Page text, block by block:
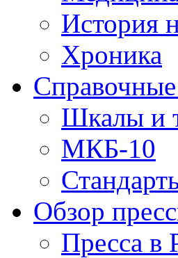
История
Хроника
Шкалы и
МКБ-10
Обзор
Пресса в